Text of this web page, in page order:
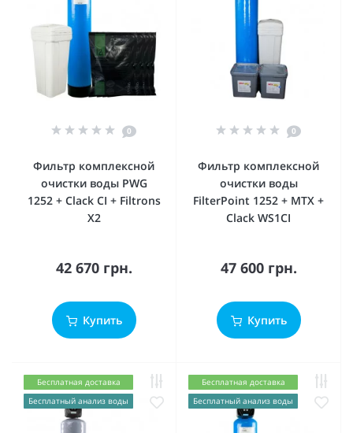
0
Фильтр комплексной
очистки воды PWG
1252 + Clack CI + Filtrons
X2
42 670 грн.
Купить
0
Фильтр комплексной
очистки воды
FilterPoint 1252 + MTX +
Clack WS1CI
47 600 грн.
Купить
Бесплатная доставка
Бесплатный анализ воды
Бесплатная доставка
Бесплатный анализ воды